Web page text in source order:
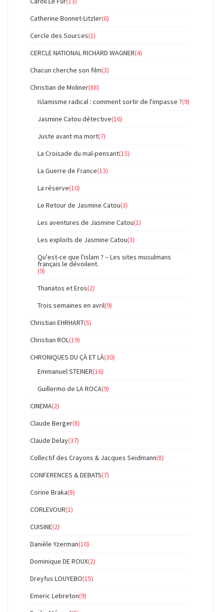
Catherine Bonnet-Litzler(6)
Cercle des Sources(1)
CERCLE NATIONAL RICHARD WAGNER(4)
Chacun cherche son film(3)
Christian de Moliner(88)
Islamisme radical : comment sortir de l'impasse ?(9)
Jasmine Catou détective(16)
Juste avant ma mort(7)
La Croisade du mal-pensant(15)
La Guerre de France(13)
La réserve(10)
Le Retour de Jasmine Catou(3)
Les aventures de Jasmine Catou(1)
Les exploits de Jasmine Catou(3)
Qu'est-ce que l'islam ? – Les sites musulmans
français le dévoilent.
(9)
Thanatos et Eros(2)
Trois semaines en avril(9)
Christian EHRHART(5)
Christian ROL(19)
CHRONIQUES DU ÇÀ ET LÀ(30)
Emmanuel STEINER(16)
Guillermo de LA ROCA(9)
CINEMA(2)
Claude Berger(8)
Claude Delay(37)
Collectif des Crayons & Jacques Seidmann(8)
CONFERENCES & DEBATS(7)
Corine Braka(8)
CORLEVOUR(1)
CUISINE(2)
Danièle Yzerman(10)
Dominique DE ROUX(2)
Dreyfus LOUYEBO(15)
Emeric Lebreton(9)